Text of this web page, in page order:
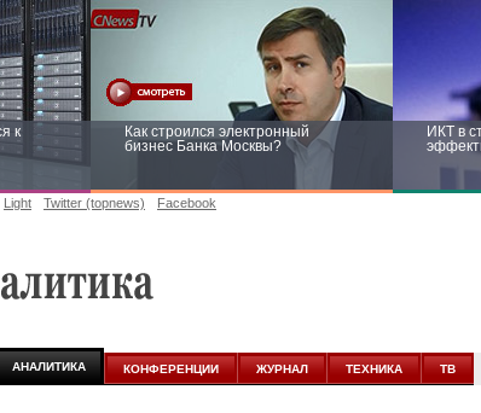
к
Как строился электронный
бизнес Банка Москвы?
ИКТ в
новых
Light Twitter (topnews) Facebook
АНАЛИТИКА КОНФЕРЕНЦИИ ЖУРНАЛ ТЕХНИКА ТВ